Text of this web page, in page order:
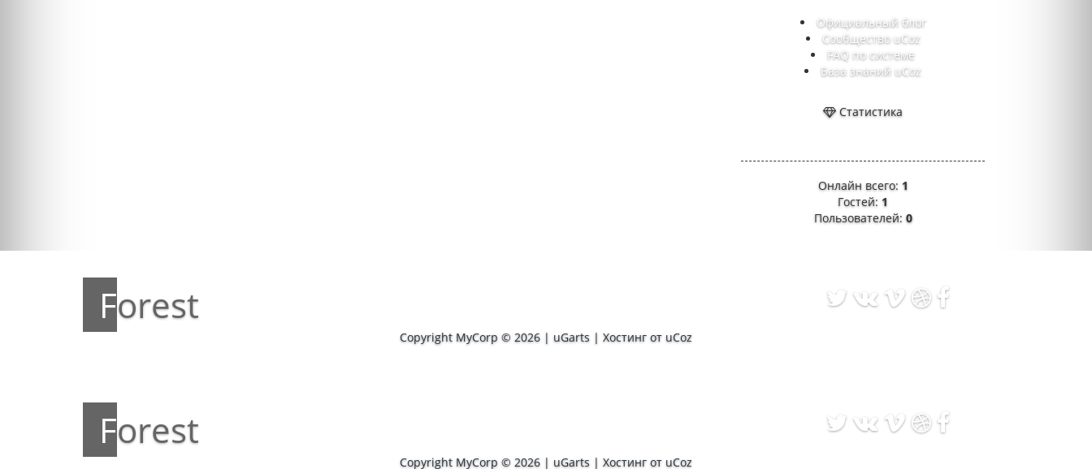
Официальный блог
Сообщество uCoz
FAQ по системе
База знаний uCoz
Статистика
Онлайн всего: 1
Гостей: 1
Пользователей:0
Forest
Copyright MyCorp © 2026 | uGarts | Хостинг от uCoz
Forest
Copyright MyCorp © 2026 | uGarts | Хостинг от uCoz